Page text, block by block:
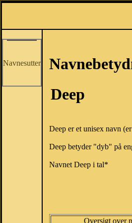
Navnesutter
Deep
Deep er et unisex navn
Deep betyder "dyb" på
Navnet Deep i tal*
Oversigt over